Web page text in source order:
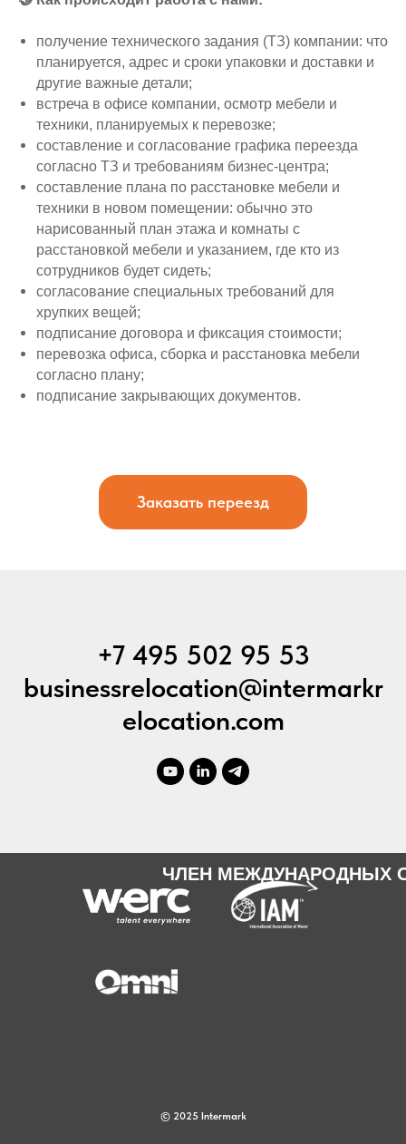
получение технического задания (ТЗ) компании: что
планируется, адрес и сроки упаковки и доставки и
другие важные детали;
встреча в офисе компании, осмотр мебели и
техники, планируемых к перевозке;
составление и согласование графика переезда
согласно ТЗ и требованиям бизнес-центра;
составление плана по расстановке мебели и
техники в новом помещении: обычно это
нарисованный план этажа и комнаты с
расстановкой мебели и указанием, где кто из
сотрудников будет сидеть;
согласование специальных требований для
хрупких вещей;
подписание договора и фиксация стоимости;
перевозка офиса, сборка и расстановка мебели
согласно плану;
подписание закрывающих документов.
Заказать переезд
+7 495 502 95 53
businessrelocation@intermarkr
elocation.com
ЧЛЕН МЕЖДУНАРОДНЫХ
© 2025 Intermark